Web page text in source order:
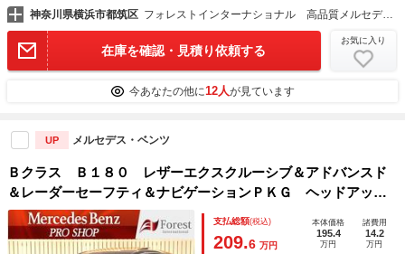
神奈川県横浜市都筑区 フォレストインターナショナル 高品質メルセデスベンツ正規ディーラー車専門店
在庫を確認・見積り依頼する
お気に入り
今あなたの他に12人が見ています
UP メルセデス・ベンツ
Ｂクラス Ｂ１８０ レザーエクスクルーシブ＆アドバンスド
＆レーダーセーフティ＆ナビゲーションＰＫＧ ヘッドアップ
ディスプレイ マキアートベージュレザー ＭＢＵＸナビ デ
ィストロニックプラス タッチスクリーンディスプレイ
支払総額(税込)
209.6 万円
本体価格
195.4
万円
諸費用
14.2
万円